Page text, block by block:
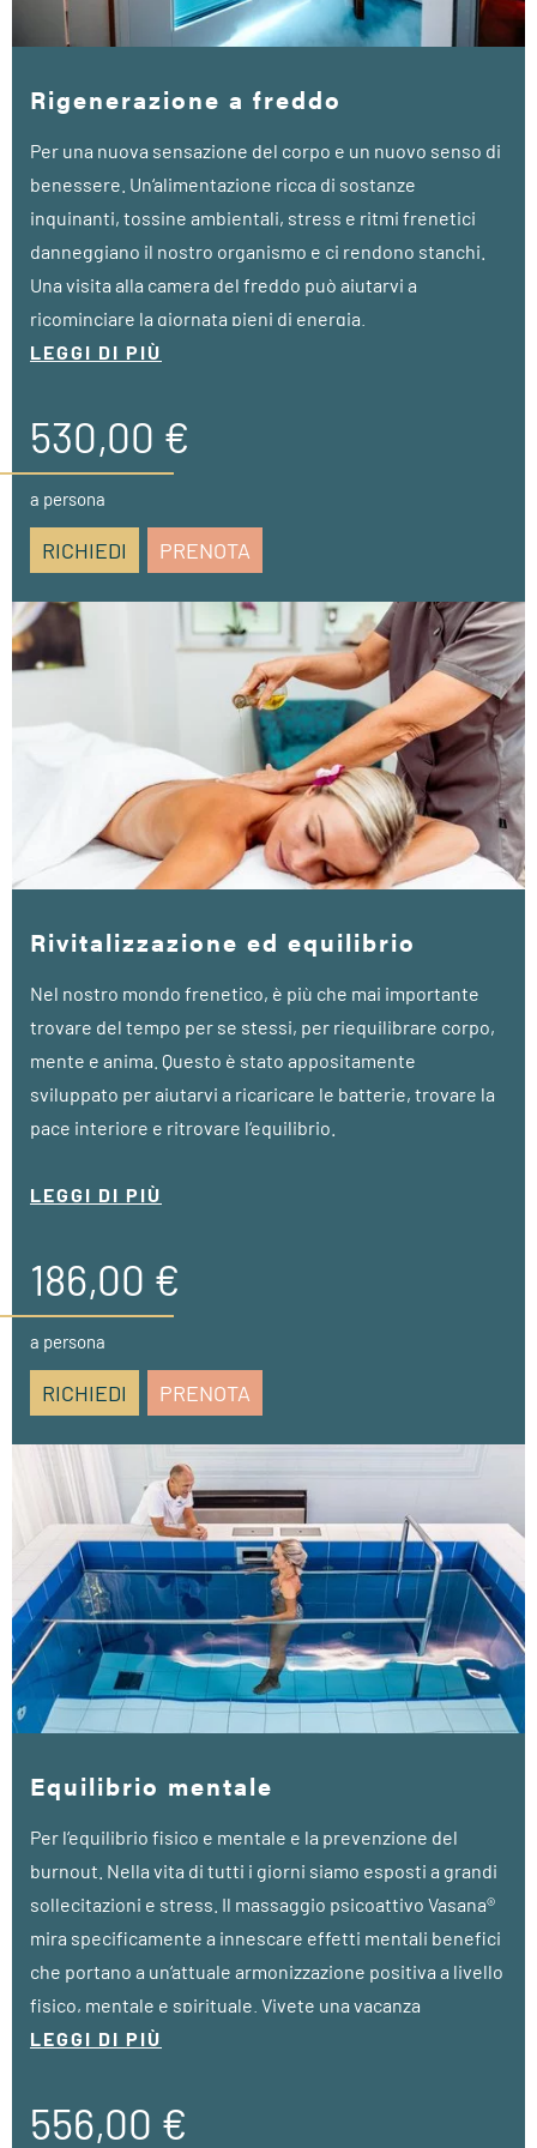
Rigenerazione a freddo
Per una nuova sensazione del corpo e un nuovo senso di
benessere. Un‘alimentazione ricca di sostanze
inquinanti, tossine ambientali, stress e ritmi frenetici
danneggiano il nostro organismo e ci rendono stanchi.
Una visita alla camera del freddo può aiutarvi a
ricominciare la giornata pieni di energia.
• 1 colloquio medico iniziale
• 1 analisi bio-impedenziometrica per misurare la
• 1 sessione di personal training preventivo (55 min.)
• 2 linfodrenaggi (40 min.)
• 1 bagno alcalino in vasca (20 min.)
LEGGI DI PIÙ
530,00 €
a persona
RICHIEDI PRENOTA
Rivitalizzazione ed equilibrio
Nel nostro mondo frenetico, è più che mai importante
trovare del tempo per se stessi, per riequilibrare corpo,
mente e anima. Questo è stato appositamente
sviluppato per aiutarvi a ricaricare le batterie, trovare la
pace interiore e ritrovare l‘equilibrio.
• a partire da 3 notti
• metodo Piroche (50 min.)
• 1 scrub corpo completo VIBE (25 min.)
LEGGI DI PIÙ
186,00 €
a persona
RICHIEDI PRENOTA
Equilibrio mentale
Per l‘equilibrio fisico e mentale e la prevenzione del
burnout. Nella vita di tutti i giorni siamo esposti a grandi
sollecitazioni e stress. Il massaggio psicoattivo Vasana®
mira specificamente a innescare effetti mentali benefici
che portano a un‘attuale armonizzazione positiva a livello
fisico, mentale e spirituale. Vivete una vacanza
all‘insegna della salute e del benessere!
• a partire da 5 notti
• Visita terpeutica VIBE (30 min.)
LEGGI DI PIÙ
556,00 €